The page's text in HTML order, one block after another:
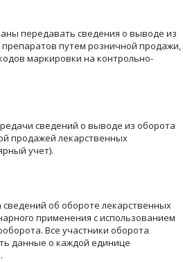
передавать сведения о выводе из
путем розничной продажи,
маркировки на контрольно-
сведений о выводе из оборота
продажей лекарственных
учет).
об обороте лекарственных
применения с использованием
Все участники оборота
данные о каждой единице